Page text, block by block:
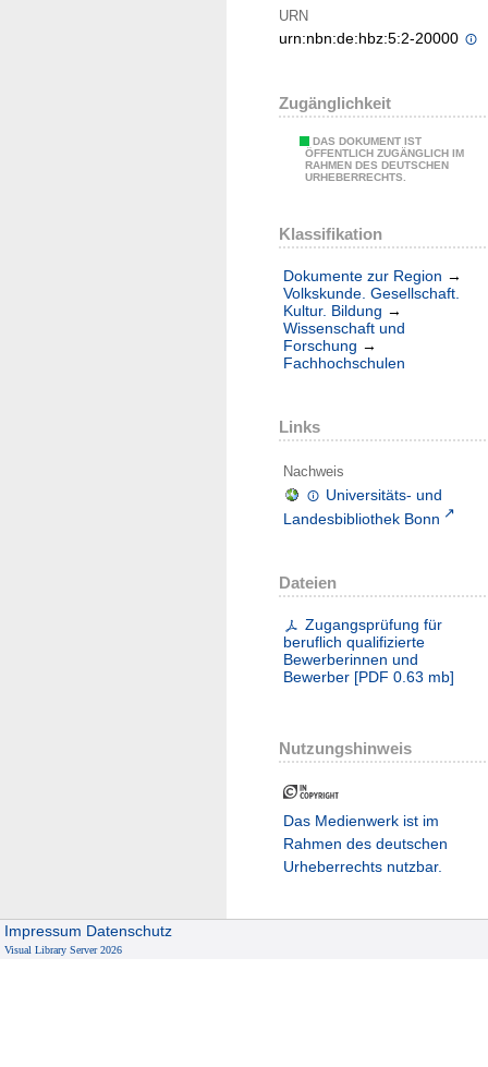
URN
urn:nbn:de:hbz:5:2-20000
Zugänglichkeit
DAS DOKUMENT IST
ÖFFENTLICH ZUGÄNGLICH IM
RAHMEN DES DEUTSCHEN
URHEBERRECHTS.
Klassifikation
Dokumente zur Region →
Volkskunde. Gesellschaft.
Kultur. Bildung →
Wissenschaft und
Forschung →
Fachhochschulen
Links
Nachweis
Universitäts- und
Landesbibliothek Bonn
Dateien
Zugangsprüfung für
beruflich qualifizierte
Bewerberinnen und
Bewerber [PDF 0.63 mb]
Nutzungshinweis
Das Medienwerk ist im
Rahmen des deutschen
Urheberrechts nutzbar.
Impressum Datenschutz
Visual Library Server 2026